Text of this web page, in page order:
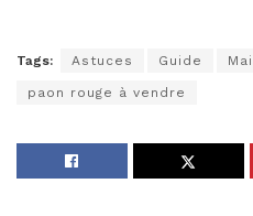
Tags: Astuces Guide
paon rouge à vendre